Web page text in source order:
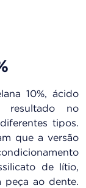
10%, ácido
resultado no
tipos.
que a versão
de lítio,
peça ao dente.